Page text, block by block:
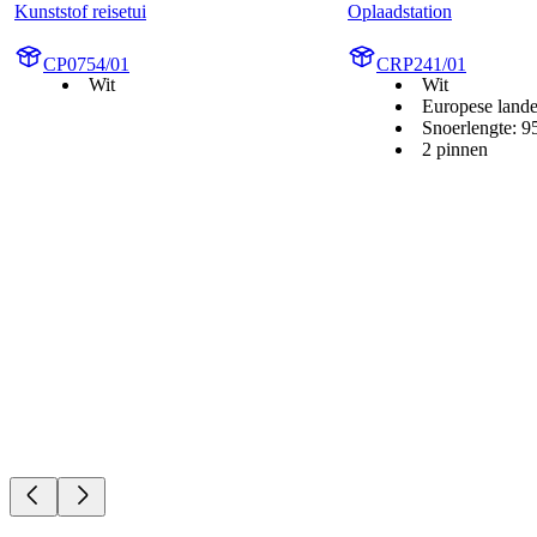
Kunststof reisetui
CP0754/01
Wit
Oplaadstation
CRP241/01
Wit
Europese
Snoerlengte:
2 pinnen